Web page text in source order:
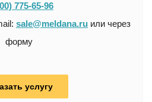
775-65-96
sale@meldana.ru или через
форму
услугу